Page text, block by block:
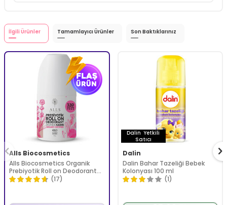
İlgili Ürünler Tamamlayıcı Ürünler Son Baktıklarınız
Alls Biocosmetics
Alls Biocosmetics Organik
Prebiyotik Roll on Deodorant
75 ml - Kadınlar İçin
(17)
Dalin Yetkili
Satıcı
Dalin
Dalin Bahar Tazeliği Bebek
Kolonyası 100 ml
(1)